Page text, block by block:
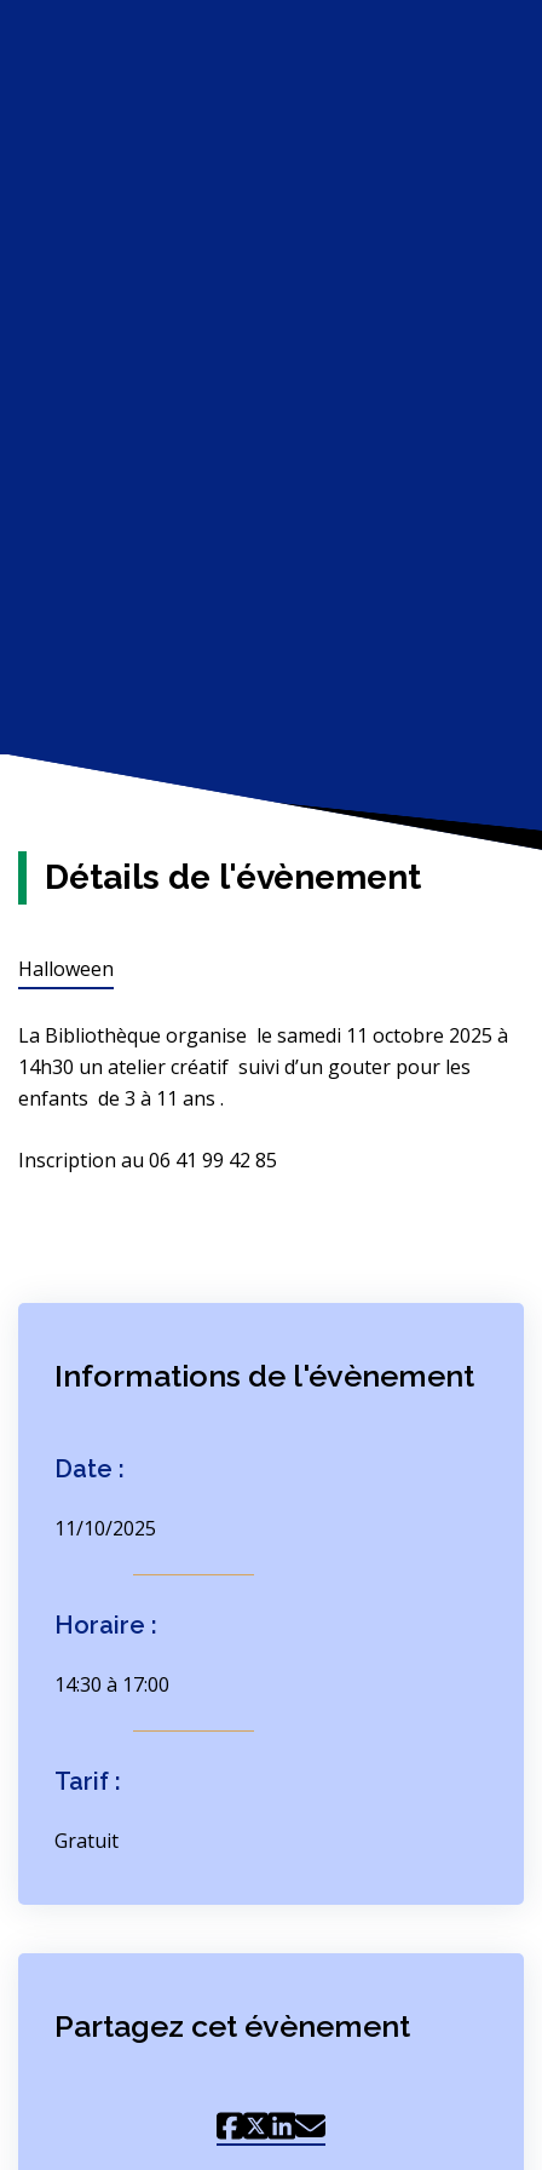
Détails de l'évènement
Halloween
La Bibliothèque organise le samedi 11 octobre 2025 à
14h30 un atelier créatif suivi d’un gouter pour les
enfants de 3 à 11 ans .
Inscription au 06 41 99 42 85
Informations de l'évènement
Date :
11/10/2025
Horaire :
14:30 à 17:00
Tarif :
Gratuit
Partagez cet évènement